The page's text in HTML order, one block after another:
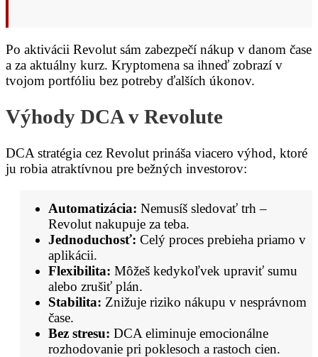
Po aktivácii Revolut sám zabezpečí nákup v danom čase
a za aktuálny kurz. Kryptomena sa ihneď zobrazí v
tvojom portfóliu bez potreby ďalších úkonov.
Výhody DCA v Revolute
DCA stratégia cez Revolut prináša viacero výhod, ktoré
ju robia atraktívnou pre bežných investorov:
Automatizácia: Nemusíš sledovať trh –
Revolut nakupuje za teba.
Jednoduchosť: Celý proces prebieha priamo v
aplikácii.
Flexibilita: Môžeš kedykoľvek upraviť sumu
alebo zrušiť plán.
Stabilita: Znižuje riziko nákupu v nesprávnom
čase.
Bez stresu: DCA eliminuje emocionálne
rozhodovanie pri poklesoch a rastoch cien.